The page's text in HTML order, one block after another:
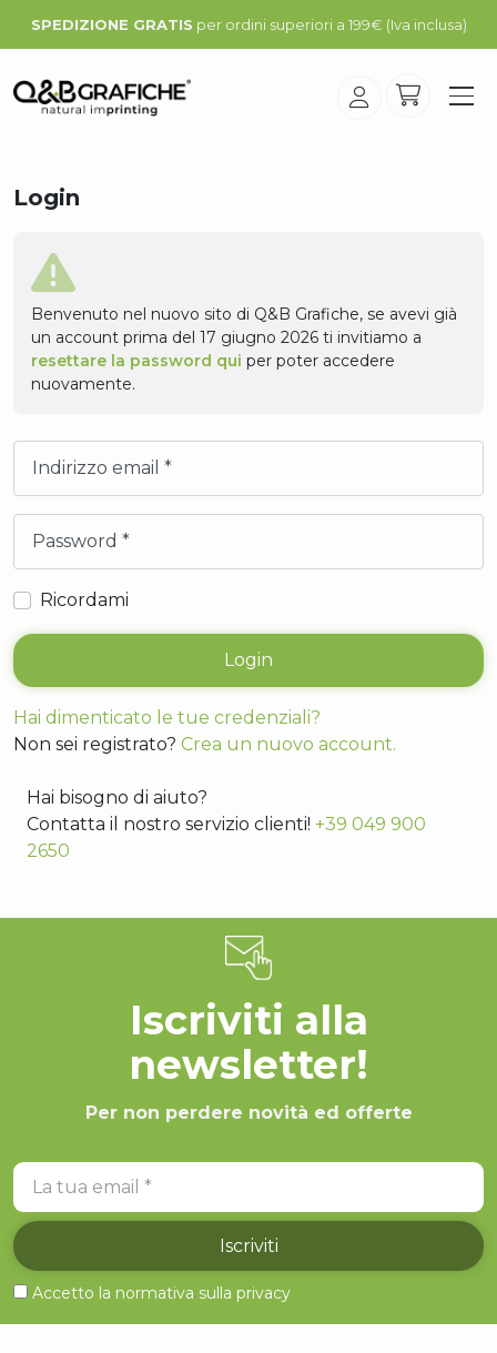
SPEDIZIONE GRATIS per ordini superiori a 199€ (Iva inclusa)
Login
Benvenuto nel nuovo sito di Q&B Grafiche, se avevi già
un account prima del 17 giugno 2026 ti invitiamo a
resettare la password qui per poter accedere
nuovamente.
Indirizzo email
Password
Ricordami
Login
Hai dimenticato le tue credenziali?
Non sei registrato? Crea un nuovo account.
Hai bisogno di aiuto?
Contatta il nostro servizio clienti! +39 049 900
2650
Iscriviti alla
newsletter!
Per non perdere novità ed offerte
La tua email
Iscriviti
Accetto la normativa sulla privacy